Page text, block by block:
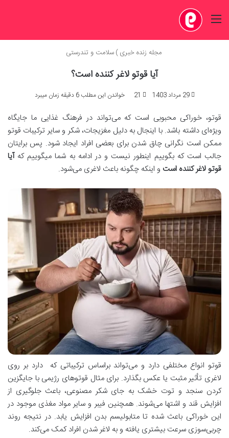
منو
مجله زنده خبری ) سلامت و تندرستی
آیا قوتو لاغر کننده است؟
29 مرداد 1403 21 خواندن این مطلب 6 دقیقه زمان میبرد
قوتو، خوراکی محبوبی است که می‌تواند در فرهنگ غذایی ما جایگاه
ویژه‌ای داشته باشد. با اینجال به دلیل مغزیجات، شکر و سایر ترکیبات قوتو
ممکن است نگرانی چاق شدن برای بعضی افراد ایجاد شود. پس برایتان
جالب است که بگوییم اینطور نیست و در ادامه به شما میگوییم کهآیا
قوتو لاغر کننده است و اینکه چگونه باعث لاغری می‌شود.
قوتو انواع مختلفی دارد و می‌تواند براساس ترکیباتی که دارد بر روی
لاغری تأثیر مثبت یا عکس بگذارد. برای مثال قوتوهای رژیمی با جایگزین
کردن سنجد و توت خشک به جای شکر مصنوعی، باعث جلوگیری از
افزایش قند و اشتها می‌شوند. همچنین فیبر و سایر مواد مغذی موجود در
این خوراکی باعث شده تا متابولیسم بدن افزایش یابد. در نتیجه روند
چربی‌سوزی سرعت بیشتری یافته و به لاغر شدن افراد کمک می‌کند.